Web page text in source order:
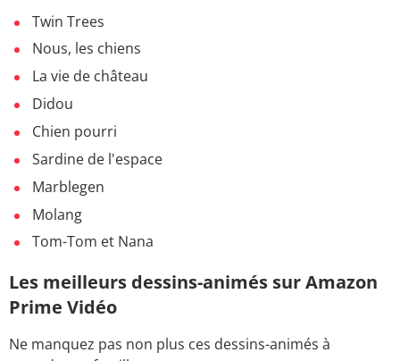
Twin Trees
Nous, les chiens
La vie de château
Didou
Chien pourri
Sardine de l'espace
Marblegen
Molang
Tom-Tom et Nana
Les meilleurs dessins-animés sur Amazon
Prime Vidéo
Ne manquez pas non plus ces dessins-animés à